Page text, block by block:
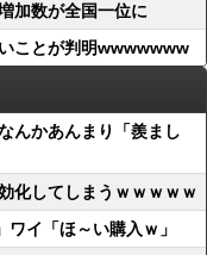
加数が全国一位に
ことが判明wwwwwww
んかあんまり「羨まし
化してしまうｗｗｗｗｗ
イ「ほ～い購入ｗ」